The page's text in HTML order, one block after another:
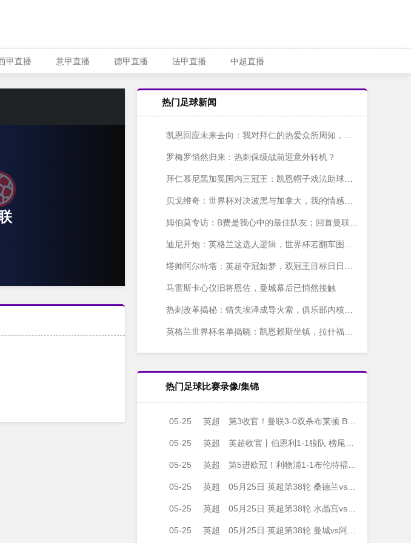
甲直播 意甲直播 德甲直播 法甲直播 中超直播
热门足球新闻
凯恩回应未来去向：我对拜仁的热爱众所周知，眼下风平浪静
罗梅罗悄然归来：热刺保级战前迎意外转机？
拜仁慕尼黑加冕国内三冠王：凯恩帽子戏法助球队德国杯夺冠
贝戈维奇：世界杯对决波黑与加拿大，我的情感战场
姆伯莫专访：B费是我心中的最佳队友；回首曼联首季，他只给自己打“平庸”
迪尼开炮：英格兰这选人逻辑，世界杯若翻车图赫尔必须走人
塔帅阿尔特塔：英超夺冠如梦，双冠王目标日日激励
马雷斯卡心仪旧将恩佐，曼城幕后已悄然接触
热刺改革揭秘：错失埃泽成导火索，俱乐部内核几近空壳
英格兰世界杯名单揭晓：凯恩赖斯坐镇，拉什福德回归成焦点
热门足球比赛录像/集锦
05-25 英超 第3收官！曼联3-0双杀布莱顿 B费传射+21助破纪录独享英超助攻王
05-25 英超 英超收官丨伯恩利1-1狼队 榜尾大战握手言和 两队双双降入英冠
05-25 英超 第5进欧冠！利物浦1-1布伦特福德 萨拉赫、罗伯逊结束9年红军生涯
05-25 英超 05月25日 英超第38轮 桑德兰vs切尔西 全场录像
05-25 英超 05月25日 英超第38轮 水晶宫vs阿森纳 全场录像
05-25 英超 05月25日 英超第38轮 曼城vs阿斯顿维拉 全场录像